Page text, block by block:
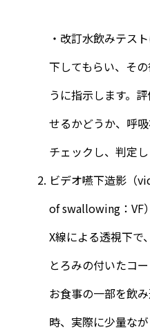
・改訂水飲みテス
下してもらい、そ
うに指示します。
せるかどうか、呼
チェックし、判定し
ビデオ嚥下造影（
of swallowing：VF）
X線による透視下で
とろみの付いたコ
お食事の一部を飲
時、実際に少量な